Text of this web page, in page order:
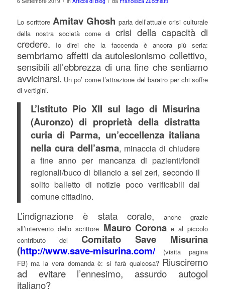
Lo scrittoreAmitav Ghosh parla dell’attuale crisi culturale
della nostra società come dicrisi della capacità di
credere. Io direi che la faccenda è ancora più seria:
sembriamo affetti da autolesionismo collettivo,
sensibili all’ebbrezza di una fine che sentiamo
avvicinarsi. Un po’ come l’attrazione del baratro per chi soffre
di vertigini.
L’Istituto Pio XII sul lago di Misurina
(Auronzo) di proprietà della distratta
curia di Parma, un’eccellenza italiana
nella cura dell’asma, minaccia di chiudere
a fine anno per mancanza di pazienti/fondi
regionali/buco di bilancio a sei zeri, secondo il
solito balletto di notizie poco verificabili dal
comune cittadino.
L’indignazione è stata corale, anche grazie
all’intervento dello scrittoreMauro Corona e al piccolo
contributo del
Comitato Save Misurina
(http://www.save-misurina.com/(visita pagina
FB) ma la vera domanda è: si farà qualcosa? Riusciremo
ad evitare l’ennesimo, assurdo autogol
italiano?